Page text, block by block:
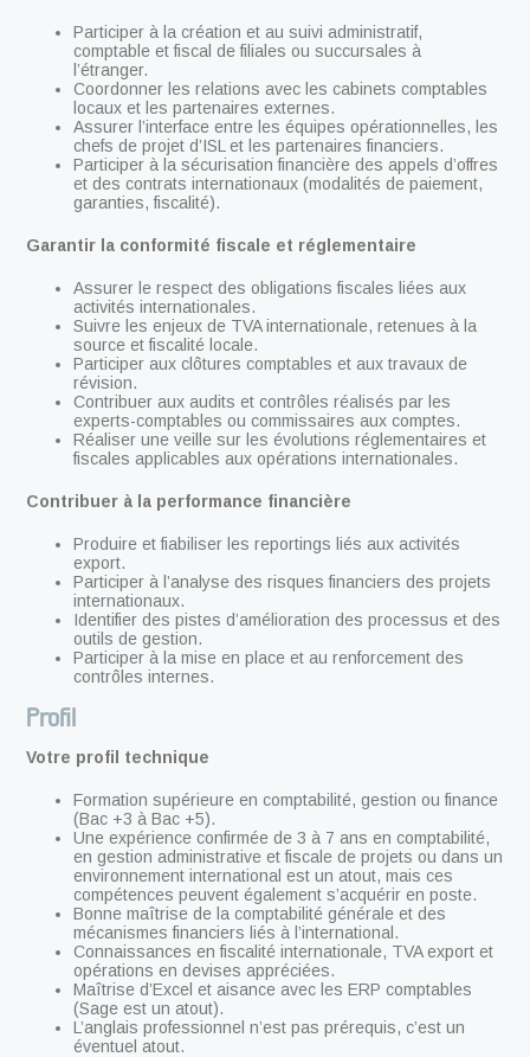
Participer à la création et au suivi administratif,
comptable et fiscal de filiales ou succursales à
l’étranger.
Coordonner les relations avec les cabinets comptables
locaux et les partenaires externes.
Assurer l’interface entre les équipes opérationnelles, les
chefs de projet d’ISL et les partenaires financiers.
Participer à la sécurisation financière des appels d’offres
et des contrats internationaux (modalités de paiement,
garanties, fiscalité).
Garantir la conformité fiscale et réglementaire
Assurer le respect des obligations fiscales liées aux
activités internationales.
Suivre les enjeux de TVA internationale, retenues à la
source et fiscalité locale.
Participer aux clôtures comptables et aux travaux de
révision.
Contribuer aux audits et contrôles réalisés par les
experts-comptables ou commissaires aux comptes.
Réaliser une veille sur les évolutions réglementaires et
fiscales applicables aux opérations internationales.
Contribuer à la performance financière
Produire et fiabiliser les reportings liés aux activités
export.
Participer à l’analyse des risques financiers des projets
internationaux.
Identifier des pistes d’amélioration des processus et des
outils de gestion.
Participer à la mise en place et au renforcement des
contrôles internes.
Profil
Votre profil technique
Formation supérieure en comptabilité, gestion ou finance
(Bac +3 à Bac +5).
Une expérience confirmée de 3 à 7 ans en comptabilité,
en gestion administrative et fiscale de projets ou dans un
environnement international est un atout, mais ces
compétences peuvent également s’acquérir en poste.
Bonne maîtrise de la comptabilité générale et des
mécanismes financiers liés à l’international.
Connaissances en fiscalité internationale, TVA export et
opérations en devises appréciées.
Maîtrise d’Excel et aisance avec les ERP comptables
(Sage est un atout).
L’anglais professionnel n’est pas prérequis, c’est un
éventuel atout.